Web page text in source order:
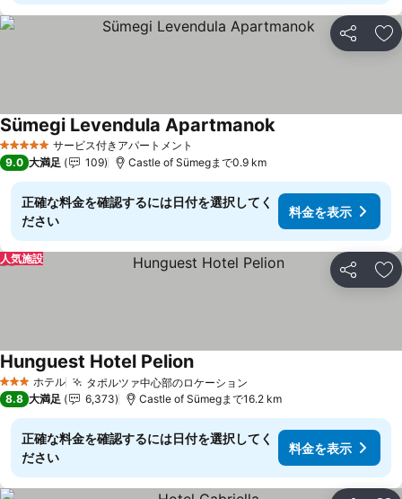
シェア お
5 ホテルのランクサービス付きアパートメント
Sümegi Levendula Apartmanok
9.0 大満足 109 Castle of Sümegまで0.9 km
正確な料金を確認するには日付を選択してく
ださい
料金を表示
シェア お
人気施設
3 ホテルのランク
ホテル タポルツァ中心部のロケーション
Hunguest Hotel Pelion
8.8 大満足 6,373 Castle of Sümegまで16.2 km
正確な料金を確認するには日付を選択してく
ださい
料金を表示